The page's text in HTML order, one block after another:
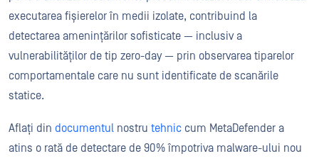
executarea fișierelor în medii izolate, contribuind la
detectarea amenințărilor sofisticate — inclusiv a
vulnerabilităților de tip zero-day — prin observarea tiparelor
comportamentale care nu sunt identificate de scanările
statice.
Aflați din documentul nostru tehnic cum MetaDefender a
atins o rată de detectare de 90% împotriva malware-ului nou